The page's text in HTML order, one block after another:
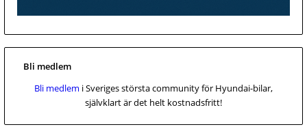
Bli medlem
Bli medlem i Sveriges största community för Hyundai-bilar,
självklart är det helt kostnadsfritt!